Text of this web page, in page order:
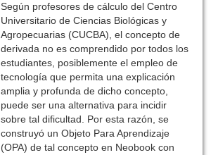
Según profesores de cálculo del Centro
Universitario de Ciencias Biológicas y
Agropecuarias (CUCBA), el concepto de
derivada no es comprendido por todos los
estudiantes, posiblemente el empleo de
tecnología que permita una explicación
amplia y profunda de dicho concepto,
puede ser una alternativa para incidir
sobre tal dificultad. Por esta razón, se
construyó un Objeto Para Aprendizaje
(OPA) de tal concepto en Neobook con